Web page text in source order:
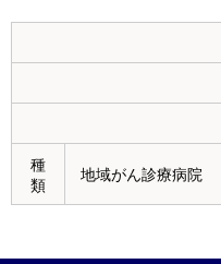
種
類
地域がん診療病院